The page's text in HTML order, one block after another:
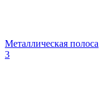
Металлическая полоса
3